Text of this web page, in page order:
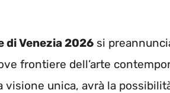
di Venezia 2026 si
frontiere dell’arte
visione unica, avrà la